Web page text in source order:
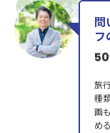
問
フ
旅
種
画
め